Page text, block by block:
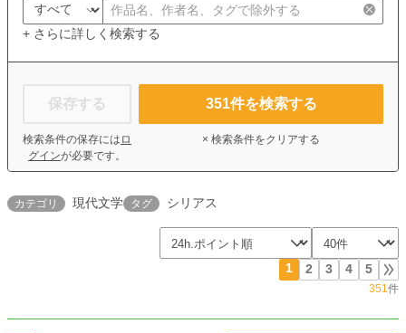
+ さらに詳しく検索する
保存する
検索条件の保存には ロ
グインが必要です。
351件を検索する
× 検索条件をクリアする
カテゴリ 現代文学 タグ シリアス
1 2 3 4 5
351件